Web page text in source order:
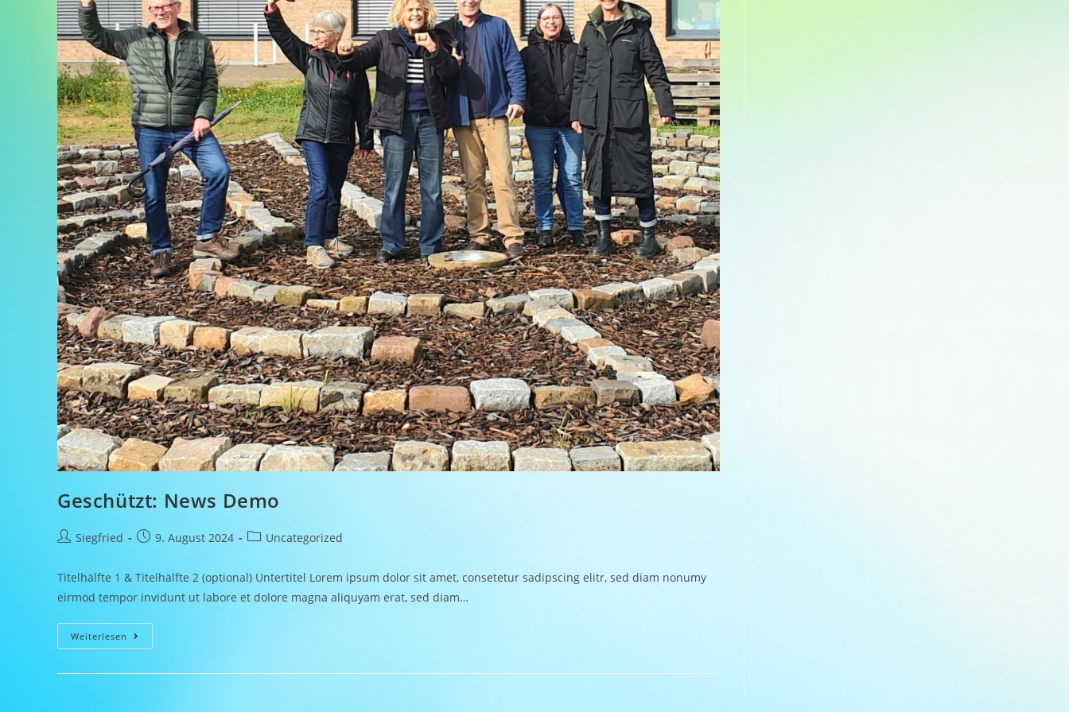
Geschützt: News Demo
Siegfried 9. August 2024 Uncategorized
Titelhälfte 1 & Titelhälfte 2 (optional) Untertitel Lorem ipsum dolor sit amet, consetetur sadipscing elitr, sed diam nonumy
eirmod tempor invidunt ut labore et dolore magna aliquyam erat, sed diam…
Weiterlesen